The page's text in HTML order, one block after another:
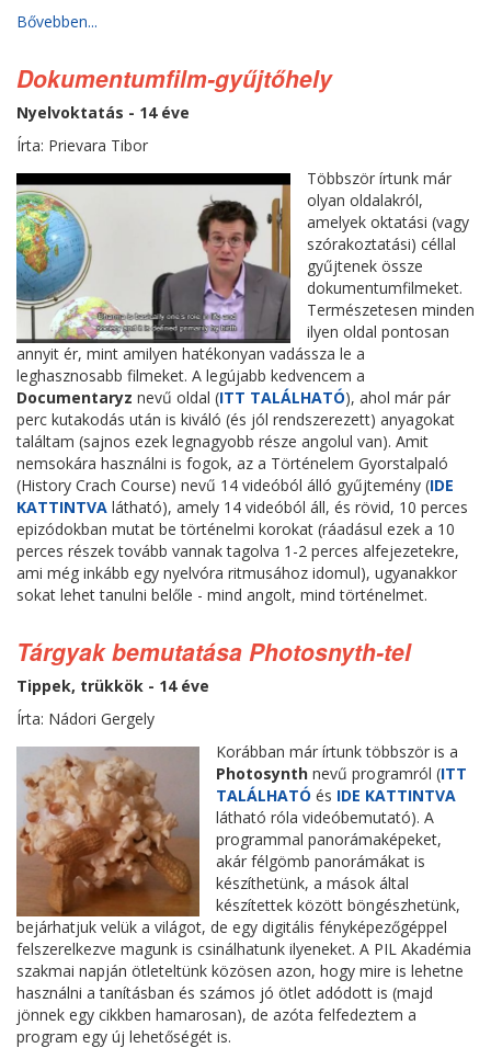
Bővebben...
Dokumentumfilm-gyűjtőhely
Nyelvoktatás - 14 éve
Írta: Prievara Tibor
Többször írtunk már
olyan oldalakról,
amelyek oktatási (vagy
szórakoztatási) céllal
gyűjtenek össze
dokumentumfilmeket.
Természetesen minden
ilyen oldal pontosan
annyit ér, mint amilyen hatékonyan vadássza le a
leghasznosabb filmeket. A legújabb kedvencem a
Documentaryz nevű oldal (ITT TALÁLHATÓ), ahol már pár
perc kutakodás után is kiváló (és jól rendszerezett) anyagokat
találtam (sajnos ezek legnagyobb része angolul van). Amit
nemsokára használni is fogok, az a Történelem Gyorstalpaló
(History Crach Course) nevű 14 videóból álló gyűjtemény (IDE
KATTINTVA látható), amely 14 videóból áll, és rövid, 10 perces
epizódokban mutat be történelmi korokat (ráadásul ezek a 10
perces részek tovább vannak tagolva 1-2 perces alfejezetekre,
ami még inkább egy nyelvóra ritmusához idomul), ugyanakkor
sokat lehet tanulni belőle - mind angolt, mind történelmet.
Tárgyak bemutatása Photosnyth-tel
Tippek, trükkök - 14 éve
Írta: Nádori Gergely
Korábban már írtunk többször is a
Photosynth nevű programról (ITT
TALÁLHATÓ és IDE KATTINTVA
látható róla videóbemutató). A
programmal panorámaképeket,
akár félgömb panorámákat is
készíthetünk, a mások által
készítettek között böngészhetünk,
bejárhatjuk velük a világot, de egy digitális fényképezőgéppel
felszerelkezve magunk is csinálhatunk ilyeneket. A PIL Akadémia
szakmai napján ötleteltünk közösen azon, hogy mire is lehetne
használni a tanításban és számos jó ötlet adódott is (majd
jönnek egy cikkben hamarosan), de azóta felfedeztem a
program egy új lehetőségét is.